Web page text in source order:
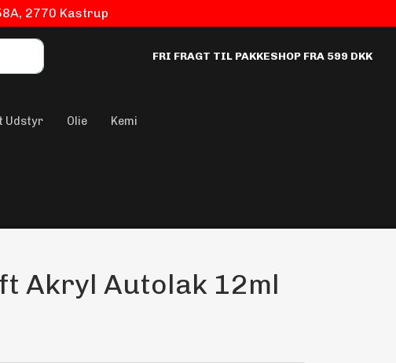
2770 Kastrup
FRI FRAGT TIL PAKKESHOP FRA 599 DKK
Udstyr Olie Kemi
Akryl Autolak 12ml